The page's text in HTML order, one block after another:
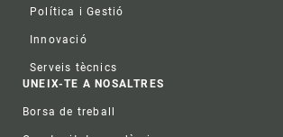
Política i Gestió
Innovació
Serveis tècnics
UNEIX-TE A NOSALTRES
Borsa de treball